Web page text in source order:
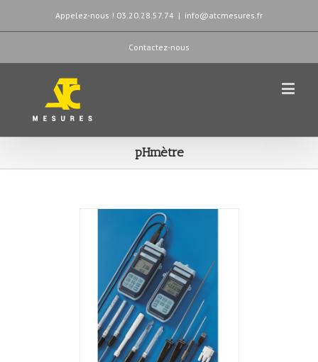
Appelez-nous ! 03.20.28.57.74 | info@atcmesures.fr
Contactez-nous
pHmètre